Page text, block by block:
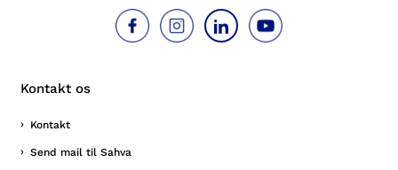
Kontakt os
Kontakt
Send mail til Sahva